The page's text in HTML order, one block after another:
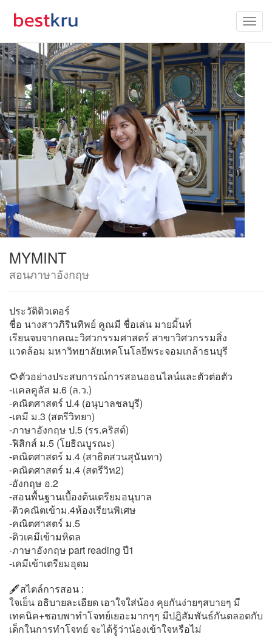
MYMINT
สอนภาษาอังกฤษ
ประวัติติวเตอร์
ชื่อ นางสาวภิรินทิพย์ คูณมี ชื่อเล่น มายมิ้นท์
เรียนจบจากคณะวิศวกรรมศาสตร์ สาขาวิศวกรรมสิ่ง
แวดล้อม มหาวิทยาลัยเทคโนโลยีพระจอมเกล้าธนบุรี
🌻ตัวอย่างประสบการณ์การสอนออนไลน์และตัวต่อตัว
-แคลคูลัส ม.6 (ล.ว.)
-คณิตศาสตร์ ป.4 (อนุบาลชลบุรี)
-เคมี ม.3 (สตรีวิทยา)
-ภาษาอังกฤษ ป.5 (รร.คริสต์)
-ฟิสิกส์ ม.5 (โยธิณบูรณะ)
-คณิตศาสตร์ ม.4 (สาธิตสวนสุนันทา)
-คณิตศาสตร์ ม.4 (สตรีวิท2)
-อังกฤษ อ.2
-สอนพื้นฐานเบื้องต้นเตรียมอนุบาล
-ติวคณิตเข้าม.4ห้องเรียนพิเศษ
-คณิตศาสตร์ ม.5
-ติวเคมีเข้ามหิดล
-ภาษาอังกฤษ part reading ปี1
-เคมีเข้าเตรียมอุดม
🖋สไตล์การสอน :
ใจเย็น อธิบายละเอียด เอาใจใส่น้อง คุยกันง่ายๆสบายๆ มี
เทคนิค+ชอบพาทำโจทย์เยอะมากๆๆ มีปฎิสัมพันธ์กันตลอดกับ
เด็กในการทำโจทย์ จะได้รู้ว่าน้องเข้าใจหรือไม่